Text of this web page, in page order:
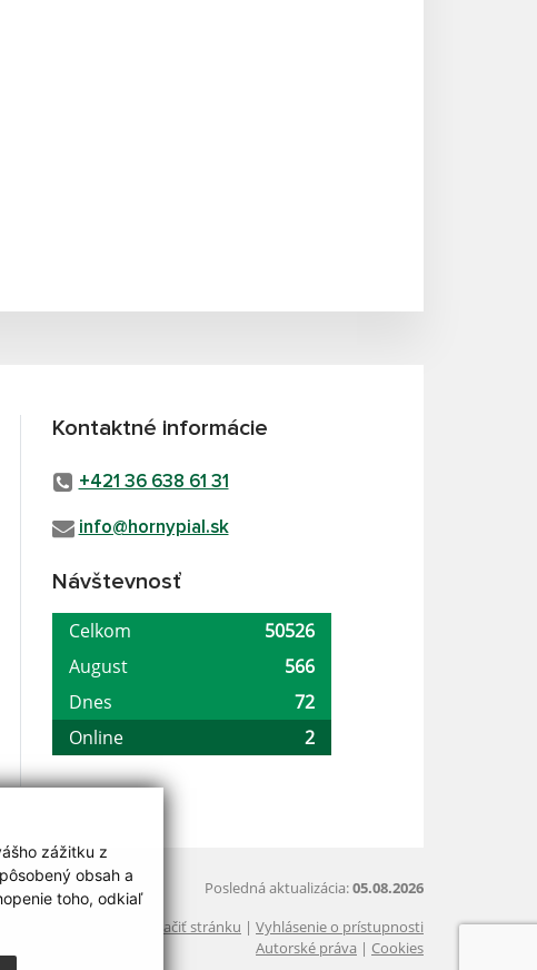
zážitku z
obsah a
toho, odkiaľ
Kontaktné informácie
+421 36 638 61 31
info@hornypial.sk
Návštevnosť
Posledná aktualizácia:05.08.2026
Vytlačiť stránku | Vyhlásenie o prístupnosti
Autorské práva | Cookies